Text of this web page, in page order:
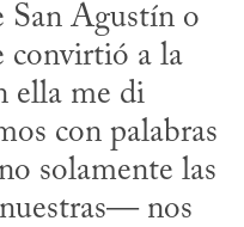
San Agustín o
convirtió a la
ella me di
con palabras
solamente las
nos